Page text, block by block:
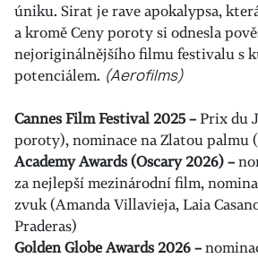
úniku. Sirat je rave apokalypsa,
a kromě Ceny poroty si odnesla
nejoriginálnějšího filmu festivalu s
potenciálem. (Aerofilms)
Cannes Film Festival 2025 –Prix du
poroty), nominace na Zlatou palmu
Academy Awards (Oscary 2026) –
za nejlepší mezinárodní film,
zvuk (Amanda Villavieja, Laia
Praderas)
Golden Globe Awards 2026 –